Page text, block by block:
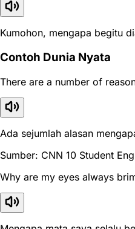
Kumohon, mengapa begitu
Contoh Dunia Nyata
There are a number of
Ada sejumlah alasan
Sumber: CNN 10 Student
Why are my eyes always